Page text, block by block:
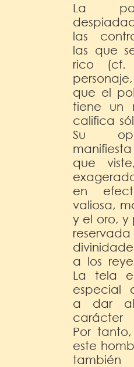
La
las
las que
rico (cf.
que el
tiene un
califica
Su
que
en
valiosa,
y el oro, y
a los
La tela
especial
a dar
carácter
Por
este